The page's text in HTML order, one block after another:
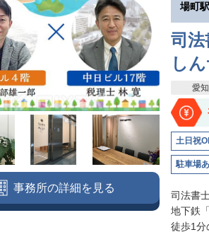
場町
司
しん
愛
土日祝
駐車場
司法書
地下鉄
徒歩1分
事務所の詳細を見る